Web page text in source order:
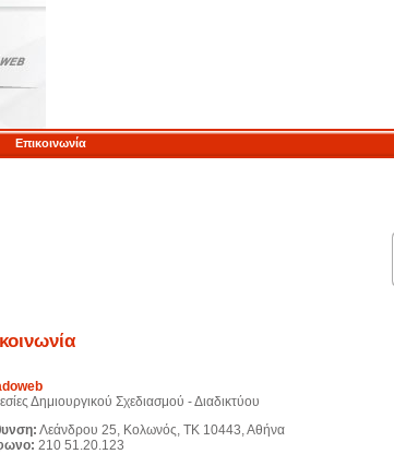
Επικοινωνία
Δημιουργικού Σχεδιασμού - Διαδικτύου
Λεάνδρου 25, Κολωνός, ΤΚ 10443, Αθήνα
210 51.20.123